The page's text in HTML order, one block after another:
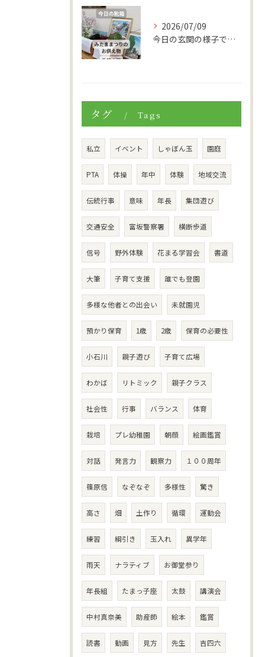
2026/07/09
今日の玄関の様子です。
タグ Tags
私立 イベント しゃぼん玉 園庭
PTA 体操 年中 体験 地域交流
伝統行事 意味 年長 集団遊び
交通安全 富坂警察署 横断歩道
信号 野外体験 花まる学習会 書道
大筆 子育て支援 誰でも登園
多様な他者との出会い 未就園児
預かり保育 1歳 2歳 保育の必要性
小石川 親子遊び 子育て広場
わかば リトミック 親子クラス
社会性 行事 バランス 体育
栽培 プレ幼稚園 朝顔 絵画鑑賞
対話 発言力 観察力 １００周年
篠原信 なぞなぞ 多様性 驚き
高さ 畑 土作り 循環 運動会
練習 綱引き 玉入れ 異学年
雨天 ナラティブ お御堂参り
年長組 たまっ子座 太鼓 講演会
中村真奈美 助産師 絵本 鑑賞
読書 動画 見方 先生 吉四六